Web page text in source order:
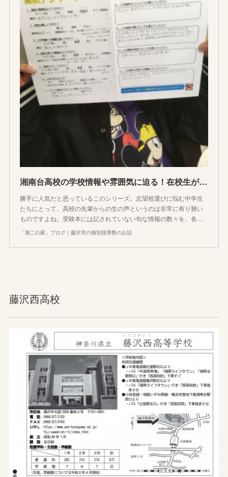
湘南台高校の学校情報や雰囲気に迫る！在校生が語る倍率が低かった理由とある物語
勝手に人気だと思っているこのシリーズ。志望校選びに悩む中学生
たちにとって、高校の先輩からの生の声というのは非常に有り難い
ものですよね。受験本には記されていない旬な情報の数々を、各…
「第二の家」ブログ｜藤沢市の個別指導塾のお話
藤沢西高校